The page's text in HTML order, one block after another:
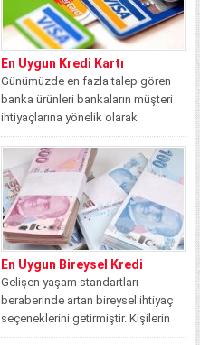
En Uygun Kredi Kartı
Günümüzde en fazla talep gören
banka ürünleri bankaların müşteri
ihtiyaçlarına yönelik olarak
tasarladıkları kredi kartı...
En Uygun Bireysel Kredi
Gelişen yaşam standartları
beraberinde artan bireysel ihtiyaç
seçeneklerini getirmiştir. Kişilerin
yaşamalarını devam ettirmelerinde